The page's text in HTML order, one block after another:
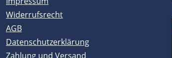
Widerrufsrecht
AGB
Datenschutzerklärung
Zahlung und Versand